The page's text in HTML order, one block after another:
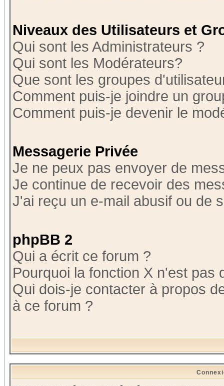
Niveaux des Utilisateurs et
Qui sont les Administrateurs ?
Qui sont les Modérateurs?
Que sont les groupes
Comment puis-je joindre un
Comment puis-je devenir le
Messagerie Privée
Je ne peux pas envoyer de
Je continue de recevoir des
J'ai reçu un e-mail abusif ou de
phpBB 2
Qui a écrit ce forum ?
Pourquoi la fonction X n'est pas
Qui dois-je contacter à propos
à ce forum ?